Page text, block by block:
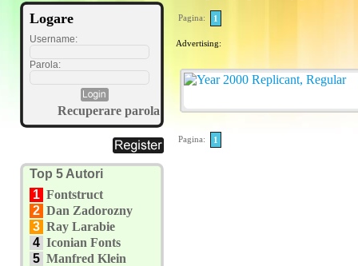
Logare
Username:
Parola:
Recuperare parola
Top 5 Autori
1 Fontstruct
2 Dan Zadorozny
3 Ray Larabie
4 Iconian Fonts
5 Manfred Klein
Pagina: 1
Advertising:
Pagina: 1